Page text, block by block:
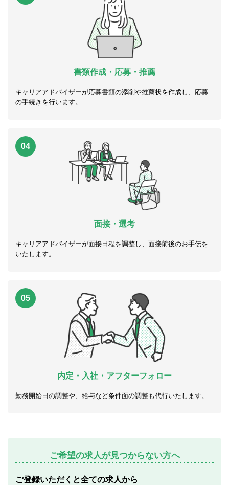
書類作成・応募・推薦
キャリアアドバイザーが応募書類の添削や推薦状を作成し、応募
の手続きを行います。
04
面接・選考
キャリアアドバイザーが面接日程を調整し、面接前後のお手伝を
いたします。
05
内定・入社・アフターフォロー
勤務開始日の調整や、給与など条件面の調整も代行いたします。
ご希望の求人が見つからない方へ
ご登録いただくと全ての求人から